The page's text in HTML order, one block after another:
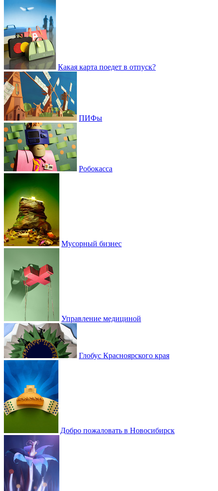
Какая карта поедет в отпуск?
ПИФы
Робокасса
Мусорный бизнес
Управление медициной
Глобус Красноярского края
Добро пожаловать в Новосибирск